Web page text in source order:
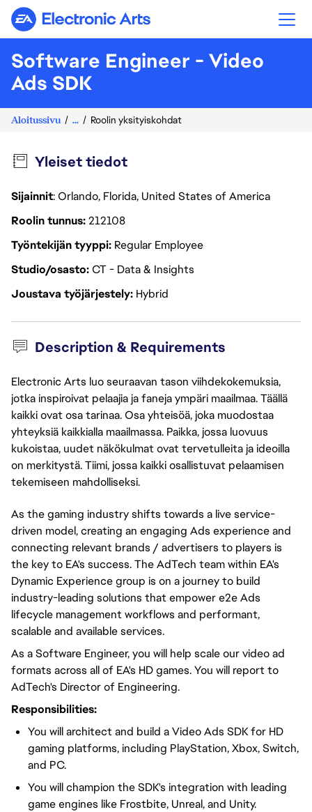
Electronic Arts
Software Engineer - Video
Ads SDK
Aloitussivu ... Roolin yksityiskohdat
Yleiset tiedot
Sijainnit: Orlando, Florida, United States of America
Roolin tunnus212108
Työntekijän tyyppi Regular Employee
Studio/osastoCT - Data & Insights
Joustava työjärjestely Hybrid
Description & Requirements
Electronic Arts luo seuraavan tason viihdekokemuksia,
jotka inspiroivat pelaajia ja faneja ympäri maailmaa. Täällä
kaikki ovat osa tarinaa. Osa yhteisöä, joka muodostaa
yhteyksiä kaikkialla maailmassa. Paikka, jossa luovuus
kukoistaa, uudet näkökulmat ovat tervetulleita ja ideoilla
on merkitystä. Tiimi, jossa kaikki osallistuvat pelaamisen
tekemiseen mahdolliseksi.
As the gaming industry shifts towards a live service-
driven model, creating an engaging Ads experience and
connecting relevant brands / advertisers to players is
the key to EA's success. The AdTech team within EA's
Dynamic Experience group is on a journey to build
industry-leading solutions that empower e2e Ads
lifecycle management workflows and performant,
scalable and available services.
As a Software Engineer, you will help scale our video ad
formats across all of EA's HD games. You will report to
AdTech's Director of Engineering.
Responsibilities:
You will architect and build a Video Ads SDK for HD
gaming platforms, including PlayStation, Xbox, Switch,
and PC.
You will champion the SDK's integration with leading
game engines like Frostbite, Unreal, and Unity.